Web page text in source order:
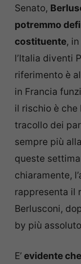
Senato,
potremmo
costituente,
l’Italia diventi
riferimento è
in Francia
il rischio è che
tracollo dei
sempre più
queste
chiaramente,
rappresenta il
Berlusconi,
by più
E’ evidente